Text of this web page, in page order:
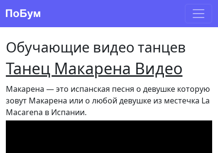
Обучающие видео танцев
Танец Макарена Видео
Макарена — это испанская песня о девушке которую
зовут Макарена или о любой девушке из местечка La
Macarena в Испании.